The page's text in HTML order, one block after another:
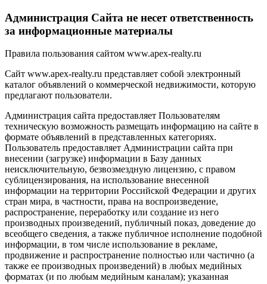
Администрация Сайта не несет ответственность
за информационные материалы
Правила пользования сайтом www.apex-realty.ru
Сайт www.apex-realty.ru представляет собой электронный
каталог объявлений о коммерческой недвижимости, которую
предлагают пользователи.
Администрация сайта предоставляет Пользователям
техническую возможность размещать информацию на сайте в
формате объявлений в представленных категориях.
Пользователь предоставляет Администрации сайта при
внесении (загрузке) информации в Базу данных
неисключительную, безвозмездную лицензию, с правом
сублицензирования, на использование внесенной
информации на территории Российской Федерации и других
стран мира, в частности, права на воспроизведение,
распространение, переработку или создание из него
производных произведений, публичный показ, доведение до
всеобщего сведения, а также публичное исполнение подобной
информации, в том числе использование в рекламе,
продвижение и распространение полностью или частично (а
также ее производных произведений) в любых медийных
форматах (и по любым медийным каналам); указанная